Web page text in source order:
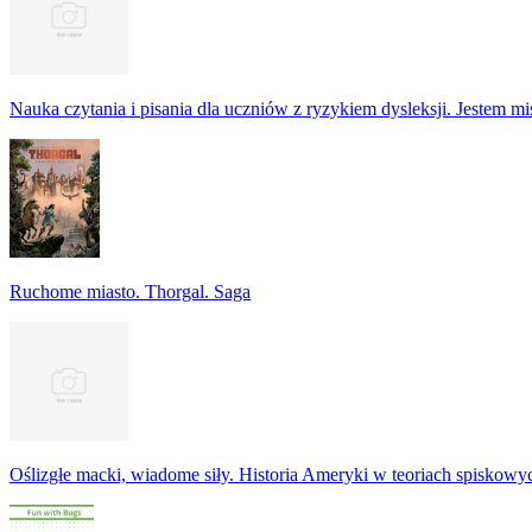
Nauka czytania i pisania dla uczniów z ryzykiem dysleksji. Jestem
Ruchome miasto. Thorgal. Saga
Oślizgłe macki, wiadome siły. Historia Ameryki w teoriach